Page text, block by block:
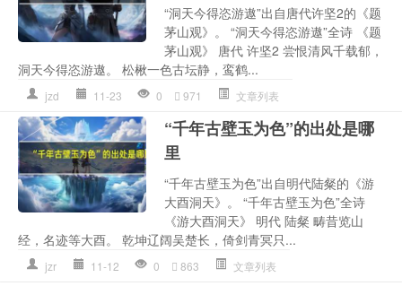
“洞天今得恣游遨”出自唐代许坚2的《题
茅山观》。 “洞天今得恣游遨”全诗 《题
茅山观》 唐代 许坚2 尝恨清风千载郁，
洞天今得恣游遨。 松楸一色古坛静，鸾鹤...
jzd 11-23 0 971 文章列表
“千年古壁玉为色”的出处是哪
里
“千年古壁玉为色”出自明代陆粲的《游
大酉洞天》。 “千年古壁玉为色”全诗
《游大酉洞天》 明代 陆粲 畴昔览山
经，名迹等大酉。 乾坤辽阔吴楚长，倚剑青冥只...
jzr 11-12 0 863 文章列表